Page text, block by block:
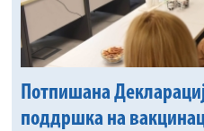
Потпишана
поддршка на